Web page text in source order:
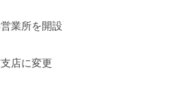
業所を開設
店に変更